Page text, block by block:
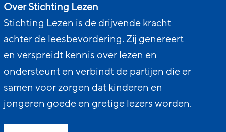
Over Stichting Lezen
Stichting Lezen is de drijvende kracht
achter de leesbevordering. Zij genereert
en verspreidt kennis over lezen en
ondersteunt en verbindt de partijen die er
samen voor zorgen dat kinderen en
jongeren goede en gretige lezers worden.